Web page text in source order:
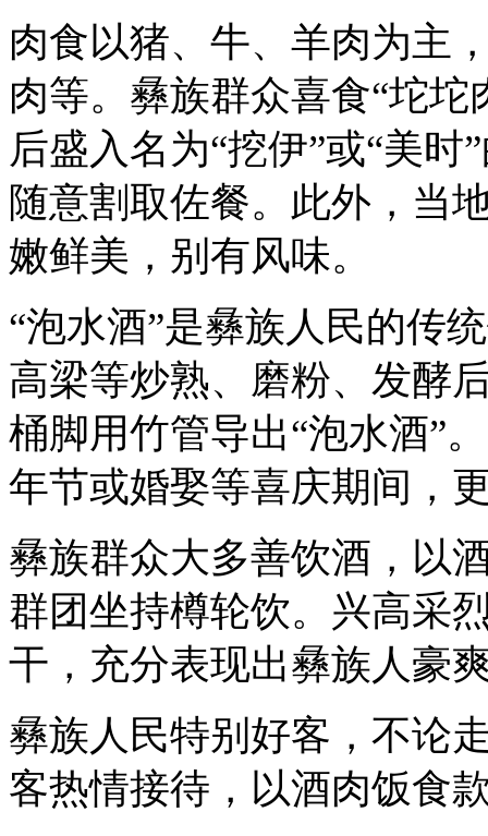
肉食以猪、牛、羊肉为主
肉等。彝族群众喜食“坨
后盛入名为“挖伊”或“美
随意割取佐餐。此外，当
嫩鲜美，别有风味。
“泡水酒”是彝族人民的传
高梁等炒熟、磨粉、发酵
桶脚用竹管导出“泡水酒”
年节或婚娶等喜庆期间，
彝族群众大多善饮酒，以
群团坐持樽轮饮。兴高采
干，充分表现出彝族人豪
彝族人民特别好客，不论
客热情接待，以酒肉饭食